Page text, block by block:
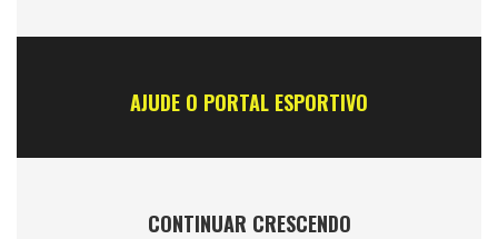
AJUDE O PORTAL ESPORTIVO
CONTINUAR CRESCENDO